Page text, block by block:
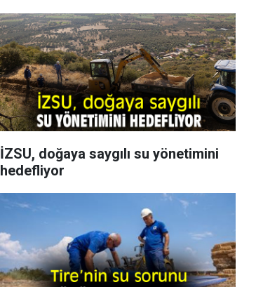
İZSU, doğaya saygılı su yönetimini
hedefliyor